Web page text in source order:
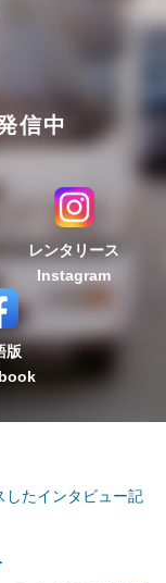
信中
レンタリース
Instagram
版
したインタビュー記